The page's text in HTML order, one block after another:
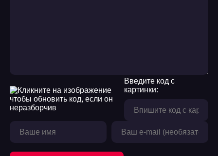
Введите код с
картинки: